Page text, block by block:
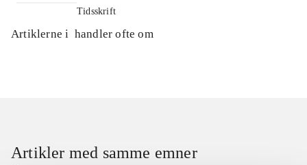
Tidsskrift
Artiklerne i handler ofte om
Artikler med samme emner